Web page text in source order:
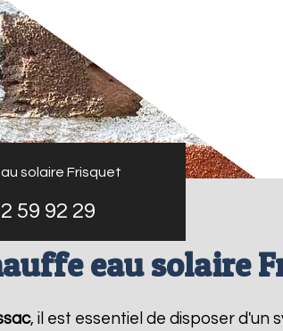
solaire Frisquet
59 92 29
eau solaire
, il est essentiel de disposer d'un